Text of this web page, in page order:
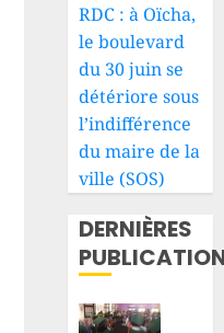
RDC : à Oïcha,
le boulevard
du 30 juin se
détériore sous
l’indifférence
du maire de la
ville (SOS)
DERNIÈRES